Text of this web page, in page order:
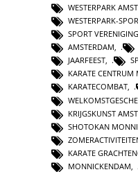
WESTERPARK
WESTERPARK-
SPORT
AMSTERDAM,
JAARFEEST,
KARATE
KARATECOMBAT,
KRIJGSKUNST
SHOTOKAN
KARATE
MONNICKENDAM